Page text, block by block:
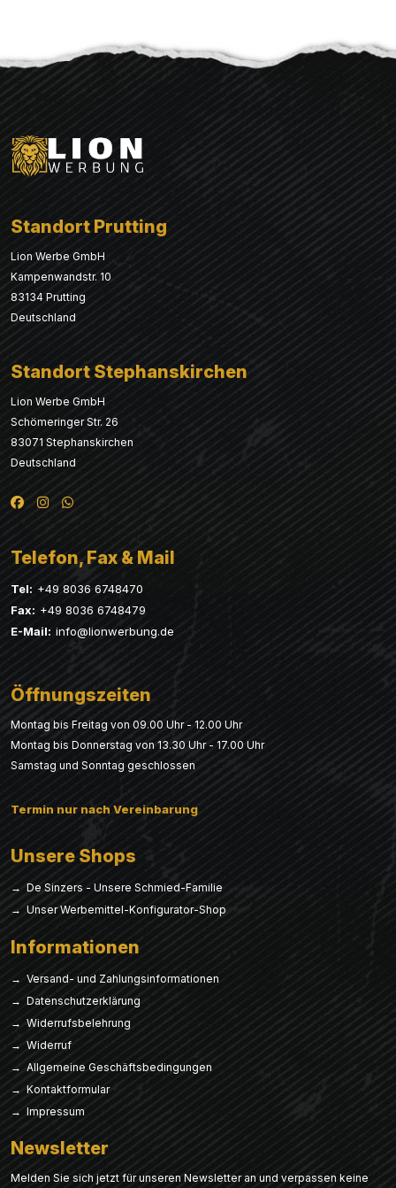
Standort Prutting
Lion Werbe GmbH
Kampenwandstr. 10
83134 Prutting
Deutschland
Standort Stephanskirchen
Lion Werbe GmbH
Schömeringer Str. 26
83071 Stephanskirchen
Deutschland
Telefon, Fax & Mail
Tel: +49 8036 6748470
Fax: +49 8036 6748479
E-Mail: info@lionwerbung.de
Öffnungszeiten
Montag bis Freitag von 09.00 Uhr - 12.00 Uhr
Montag bis Donnerstag von 13.30 Uhr - 17.00 Uhr
Samstag und Sonntag geschlossen
Termin nur nach Vereinbarung
Unsere Shops
→ De Sinzers - Unsere Schmied-Familie
→ Unser Werbemittel-Konfigurator-Shop
Informationen
→ Versand- und Zahlungsinformationen
→ Datenschutzerklärung
→ Widerrufsbelehrung
→ Widerruf
→ Allgemeine Geschäftsbedingungen
→ Kontaktformular
→ Impressum
Newsletter
Melden Sie sich jetzt für unseren Newsletter an und verpassen keine